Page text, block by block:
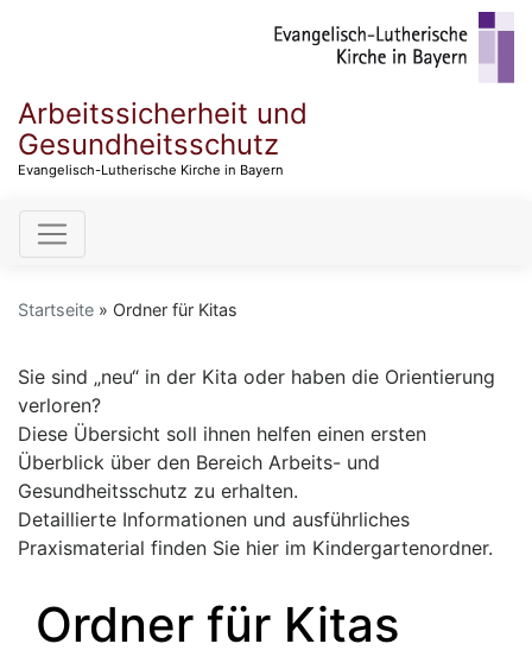
Arbeitssicherheit und
Gesundheitsschutz
Evangelisch-Lutherische Kirche in Bayern
Hauptnavigation
Startseite Ordner für Kitas
Sie sind „neu“ in der Kita oder haben die Orientierung
verloren?
Diese Übersicht soll ihnen helfen einen ersten
Überblick über den Bereich Arbeits- und
Gesundheitsschutz zu erhalten.
Detaillierte Informationen und ausführliches
Praxismaterial finden Sie hier im Kindergartenordner.
Ordner für Kitas